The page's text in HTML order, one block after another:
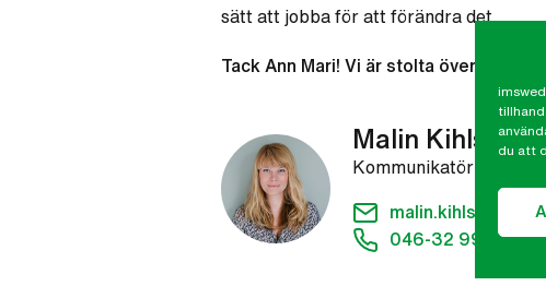
du att
sätt att jobba för att förändra det.
Tack Ann Mari! Vi är stolta över att ha
Malin Kihlström
Kommunikatör
046-32 99 76